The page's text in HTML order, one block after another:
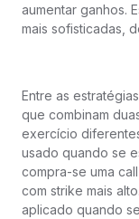
aumentar ganhos.
mais sofisticadas,
Entre as
que combinam
exercício
usado quando se
compra-se uma
com strike mais
aplicado quando